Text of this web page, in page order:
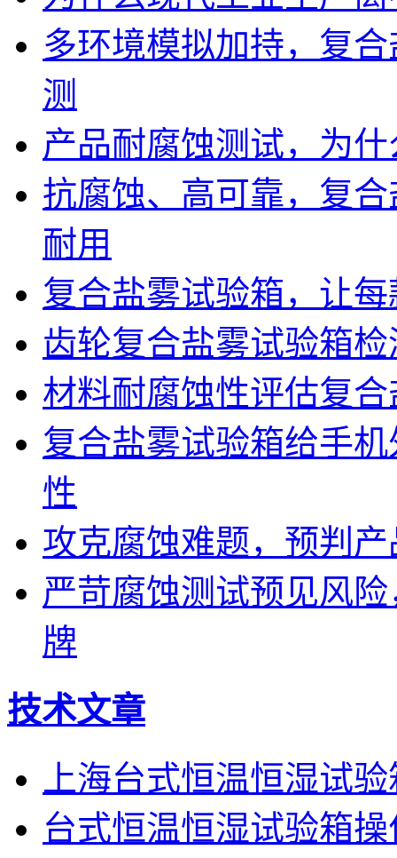
多环境模拟加持，复
测
产品耐腐蚀测试，为
抗腐蚀、高可靠，复
耐用
复合盐雾试验箱，让
齿轮复合盐雾试验箱
材料耐腐蚀性评估复
复合盐雾试验箱给手
性
攻克腐蚀难题，预判
严苛腐蚀测试预见风
牌
技术文章
上海台式恒温恒湿试
台式恒温恒湿试验箱